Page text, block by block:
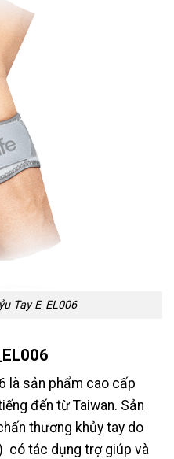
Tay E_EL006
là sản phẩm cao cấp
đến từ Taiwan. Sản
thương khủy tay do
có tác dụng trợ giúp và